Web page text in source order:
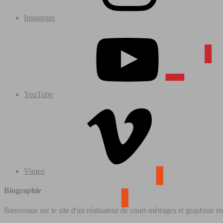
Instagram
YouTube
Vimeo
Biographie
Bienvenue sur le site d'un réalisateur de court-métrages et graphiste